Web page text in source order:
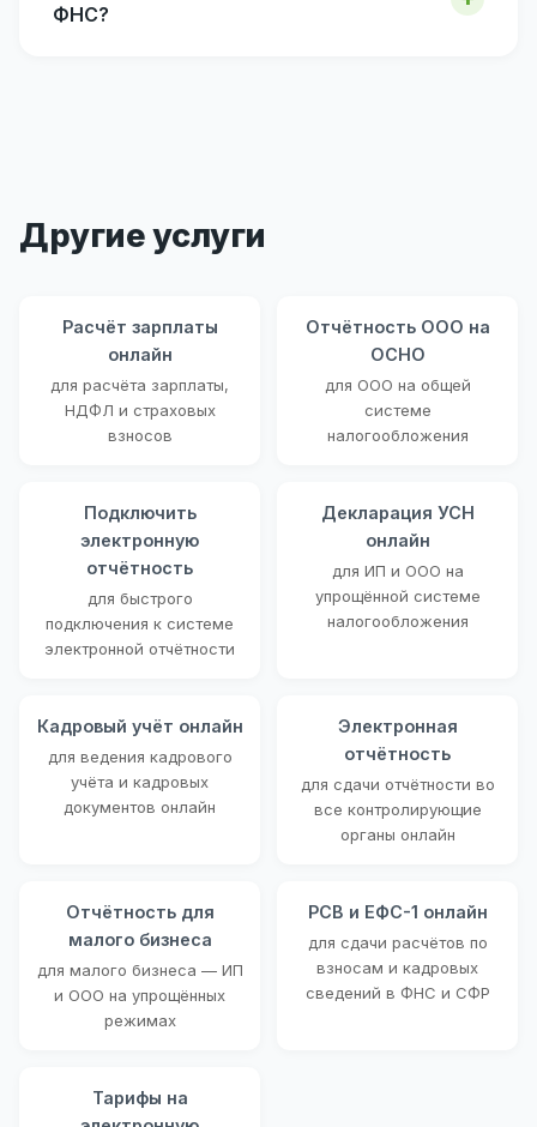
ФНС?
Другие услуги
Расчёт зарплаты
онлайн
для расчёта зарплаты,
НДФЛ и страховых
взносов
Отчётность ООО на
ОСНО
для ООО на общей
системе
налогообложения
Подключить
электронную
отчётность
для быстрого
подключения к системе
электронной отчётности
Декларация УСН
онлайн
для ИП и ООО на
упрощённой системе
налогообложения
Кадровый учёт онлайн
для ведения кадрового
учёта и кадровых
документов онлайн
Электронная
отчётность
для сдачи отчётности во
все контролирующие
органы онлайн
Отчётность для
малого бизнеса
для малого бизнеса — ИП
и ООО на упрощённых
режимах
РСВ и ЕФС-1 онлайн
для сдачи расчётов по
взносам и кадровых
сведений в ФНС и СФР
Тарифы на